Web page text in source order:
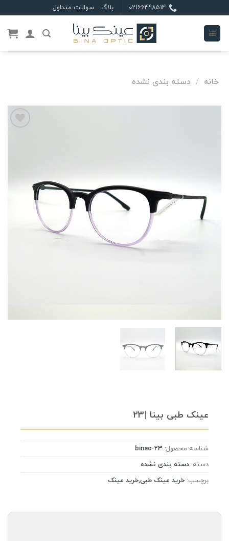
to
content
02166498514 بلاگ سوالات متداول
خانه / دسته بندی نشده
عینک طبی بینا |23
شناسه محصول: binao-23
دسته: دسته بندی نشده
برچسب: خرید عینک طبی,خرید عینک